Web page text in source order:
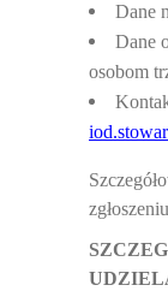
Dane
Dane
osobom
Szczegó